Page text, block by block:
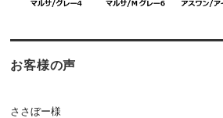
お客様の声
ささぼー様